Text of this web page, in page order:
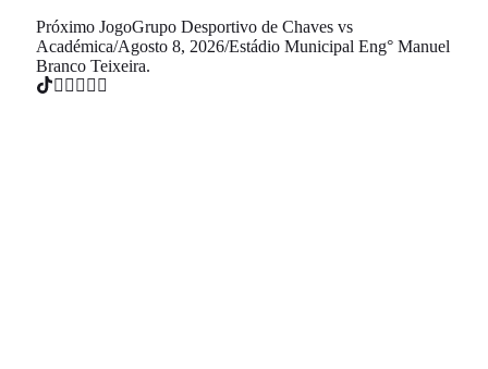
Próximo JogoGrupo Desportivo de Chaves vs
Académica/Agosto 8, 2026/Estádio Municipal Eng° Manuel
Branco Teixeira.